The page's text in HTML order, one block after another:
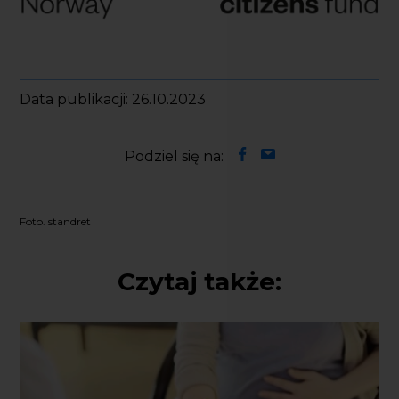
Data publikacji: 26.10.2023
Podziel się na:
Foto. standret
Czytaj także: